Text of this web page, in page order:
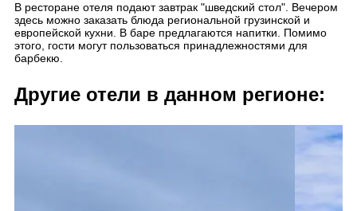
В ресторане отеля подают завтрак "шведский стол". Вечером
здесь можно заказать блюда региональной грузинской и
европейской кухни. В баре предлагаются напитки. Помимо
этого, гости могут пользоваться принадлежностями для
барбекю.
Другие отели в данном регионе: